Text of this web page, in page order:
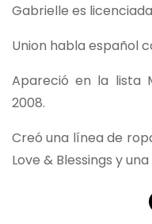
Gabrielle es
Union habla español
Apareció en la lista
2008.
Creó una línea de
Love & Blessings y